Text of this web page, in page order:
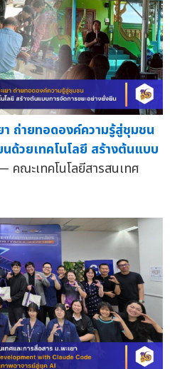
ถ่ายทอดองค์ความรู้สู่ชุมชน
ด้วยเทคโนโลยี สร้างต้นแบบ
คณะเทคโนโลยีสารสนเทศ